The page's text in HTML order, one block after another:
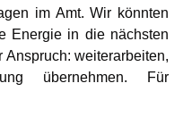
PARLAMENT
im Amt. Wir könnten
Energie in die nächsten
Anspruch: weiterarbeiten,
übernehmen. Für